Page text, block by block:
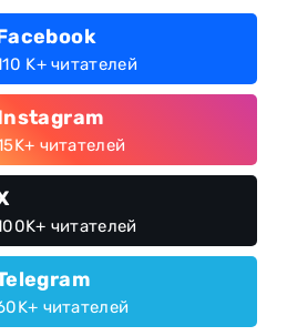
K+ читателей
читателей
читателей
читателей